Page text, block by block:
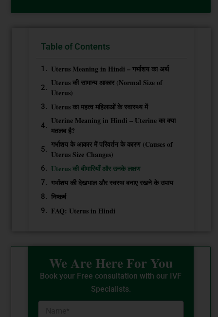
Table of Contents
Uterus Meaning in Hindi – गर्भाशय का अर्थ
Uterus की सामान्य आकार (Normal Size of
Uterus)
Uterus का महत्व महिलाओं के स्वास्थ्य में
Uterine Meaning in Hindi – Uterine का क्या
मतलब है?
गर्भाशय के आकार में परिवर्तन के कारण (Causes of
Uterus Size Changes)
Uterus की बीमारियाँ और उनके लक्षण
गर्भाशय की देखभाल और स्वस्थ बनाए रखने के उपाय
निष्कर्ष
FAQ: Uterus in Hindi
We Are Here For You
Book your Free consultation with our IVF
Specialists.